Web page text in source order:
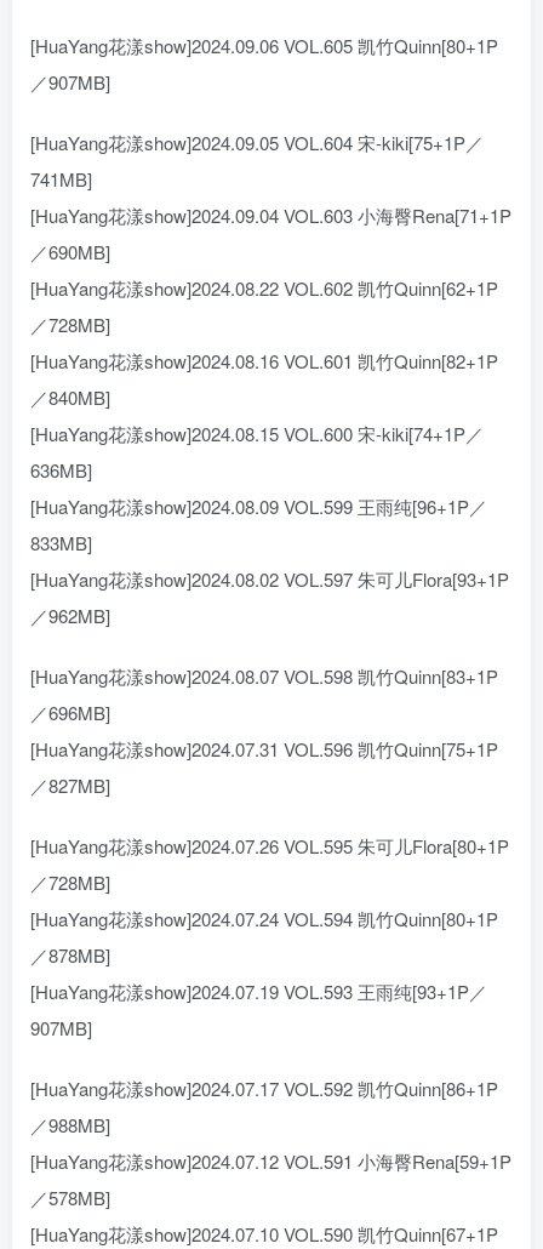
[HuaYang花漾show]2024.09.06 VOL.605 凯竹Quinn[80+1P
／907MB]
[HuaYang花漾show]2024.09.05 VOL.604 宋-kiki[75+1P／
741MB]
[HuaYang花漾show]2024.09.04 VOL.603 小海臀Rena[71+1P
／690MB]
[HuaYang花漾show]2024.08.22 VOL.602 凯竹Quinn[62+1P
／728MB]
[HuaYang花漾show]2024.08.16 VOL.601 凯竹Quinn[82+1P
／840MB]
[HuaYang花漾show]2024.08.15 VOL.600 宋-kiki[74+1P／
636MB]
[HuaYang花漾show]2024.08.09 VOL.599 王雨纯[96+1P／
833MB]
[HuaYang花漾show]2024.08.02 VOL.597 朱可儿Flora[93+1P
／962MB]
[HuaYang花漾show]2024.08.07 VOL.598 凯竹Quinn[83+1P
／696MB]
[HuaYang花漾show]2024.07.31 VOL.596 凯竹Quinn[75+1P
／827MB]
[HuaYang花漾show]2024.07.26 VOL.595 朱可儿Flora[80+1P
／728MB]
[HuaYang花漾show]2024.07.24 VOL.594 凯竹Quinn[80+1P
／878MB]
[HuaYang花漾show]2024.07.19 VOL.593 王雨纯[93+1P／
907MB]
[HuaYang花漾show]2024.07.17 VOL.592 凯竹Quinn[86+1P
／988MB]
[HuaYang花漾show]2024.07.12 VOL.591 小海臀Rena[59+1P
／578MB]
[HuaYang花漾show]2024.07.10 VOL.590 凯竹Quinn[67+1P